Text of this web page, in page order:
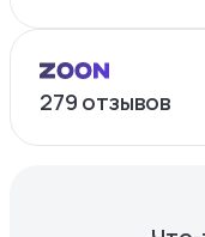
279 отзывов